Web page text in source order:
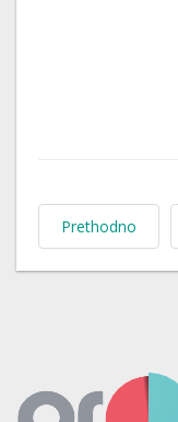
Prethodno